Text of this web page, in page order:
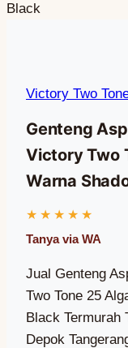
Black
Victory Two
Genteng
Victory Two
Warna
Jual Genteng
Two Tone 25
Black Termurah
Depok